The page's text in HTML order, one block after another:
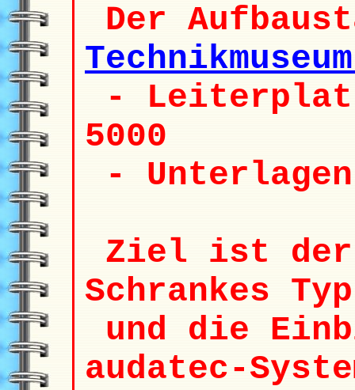
Der
-
5000
-
Ziel ist der
Schrankes
und die
audatec-